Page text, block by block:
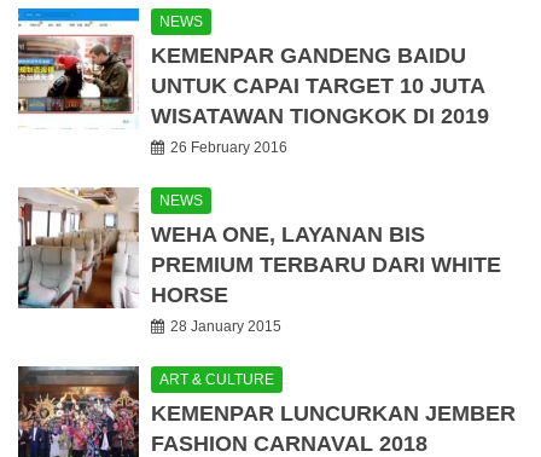
NEWS
KEMENPAR GANDENG BAIDU
UNTUK CAPAI TARGET 10 JUTA
WISATAWAN TIONGKOK DI 2019
26 February 2016
NEWS
WEHA ONE, LAYANAN BIS
PREMIUM TERBARU DARI WHITE
HORSE
28 January 2015
ART & CULTURE
KEMENPAR LUNCURKAN JEMBER
FASHION CARNAVAL 2018